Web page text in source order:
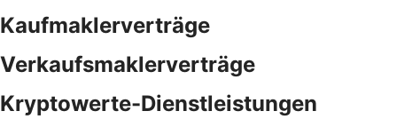
Kaufmaklerverträge
Verkaufsmaklerverträge
Kryptowerte-Dienstleistungen